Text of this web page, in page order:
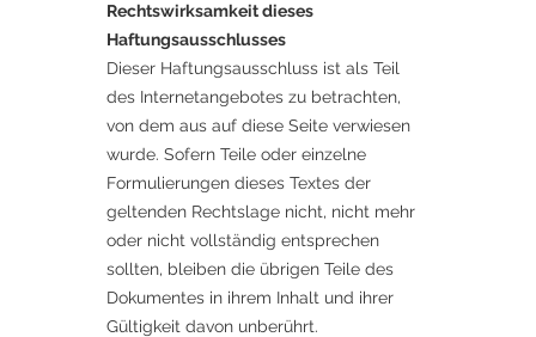
Rechtswirksamkeit dieses
Haftungsausschlusses
Dieser Haftungsausschluss ist als Teil
des Internetangebotes zu betrachten,
von dem aus auf diese Seite verwiesen
wurde. Sofern Teile oder einzelne
Formulierungen dieses Textes der
geltenden Rechtslage nicht, nicht mehr
oder nicht vollständig entsprechen
sollten, bleiben die übrigen Teile des
Dokumentes in ihrem Inhalt und ihrer
Gültigkeit davon unberührt.